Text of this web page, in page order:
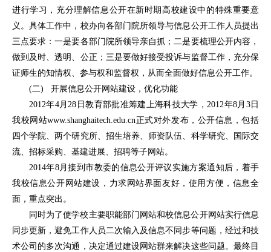
进行学习，充分理解信息公开在新时期高校建设中的特殊重要意
义。具体工作中，校办向各部门院所领导与信息公开工作人员提出
三点要求：一是要各部门院所领导亲自抓；二是要梳理公开内容，
做到及时、透明、公正；三是要做好接受投诉与监督工作，充分保
证师生的知情权、参与权和监督权，从而全面做好信息公开工作。
(二) 开展信息公开网站建设，优化功能
2012年4月28日教育部批准筹建上海科技大学，2012年8月3日
我校网站www.shanghaitech.edu.cn正式对外发布，公开信息，包括
四个学院、两个研究所、招生培养、师资队伍、科学研究、国际交
流、招标采购、基建进展、招聘等子网站。
2014年8月接到市教委的信息公开评议实施方案通知后，着手
我校信息公开网站建设，力求网站界面友好，使用方便，信息全
面，重点突出。
同时为了使学校主要职能部门网站和校信息公开网站实行信息
同步更新，避免工作人员二次输入及信息不同步等问题，经过和技
术公司的多次沟通，决定通过建设网站群来解决这些问题。最终目